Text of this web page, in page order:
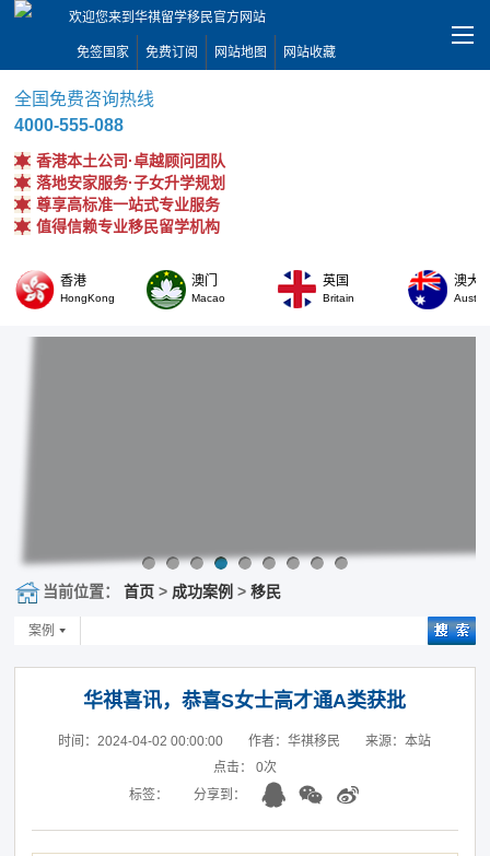
欢迎您来到华祺留学移民官方网站
免签国家 免费订阅 网站地图 网站收藏
全国免费咨询热线
4000-555-088
香港本土公司·卓越顾问团队
落地安家服务·子女升学规划
尊享高标准一站式专业服务
值得信赖专业移民留学机构
香港
HongKong
澳门
Macao
英国
Britain
澳大
当前位置： 首页 > 成功案例 >移民
案例
华祺喜讯，恭喜S女士高才通A类获批
时间：2024-04-02 00:00:00 作者：华祺移民
来源：本站
点击： 0次
标签：
分享到：